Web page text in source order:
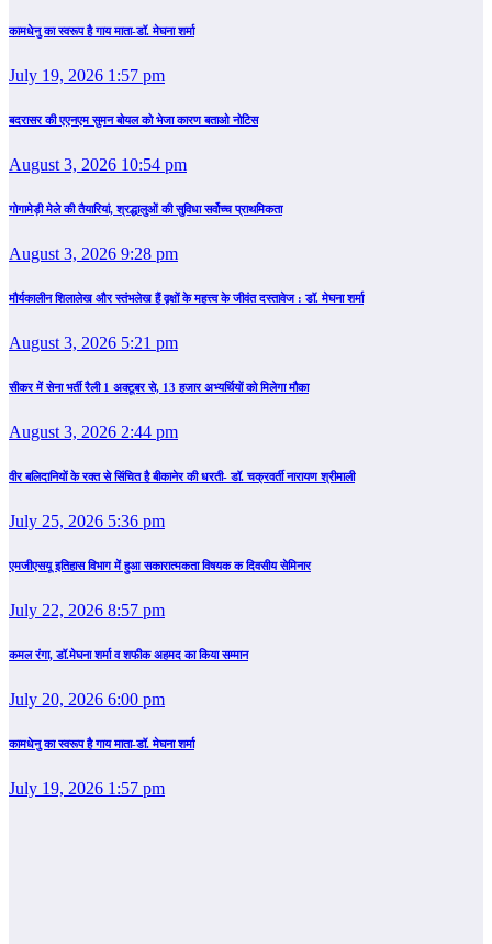
कामधेनु का स्वरूप है गाय माता-डॉ. मेघना शर्मा
July 19, 2026 1:57 pm
बदरासर की एएनएम सुमन बोयल को भेजा कारण बताओ नोटिस
August 3, 2026 10:54 pm
गोगामेड़ी मेले की तैयारियां, श्रद्धालुओं की सुविधा सर्वोच्च प्राथमिकता
August 3, 2026 9:28 pm
मौर्यकालीन शिलालेख और स्तंभलेख हैं वृक्षों के महत्त्व के जीवंत दस्तावेज : डॉ. मेघना शर्मा
August 3, 2026 5:21 pm
सीकर में सेना भर्ती रैली 1 अक्टूबर से, 13 हजार अभ्यर्थियों को मिलेगा मौका
August 3, 2026 2:44 pm
वीर बलिदानियों के रक्त से सिंचित है बीकानेर की धरती- डॉ. चक्रवर्ती नारायण श्रीमाली
July 25, 2026 5:36 pm
एमजीएसयू इतिहास विभाग में हुआ सकारात्मकता विषयक क दिवसीय सेमिनार
July 22, 2026 8:57 pm
कमल रंगा, डॉ.मेघना शर्मा व शफीक अहमद का किया सम्‍मान
July 20, 2026 6:00 pm
कामधेनु का स्वरूप है गाय माता-डॉ. मेघना शर्मा
July 19, 2026 1:57 pm